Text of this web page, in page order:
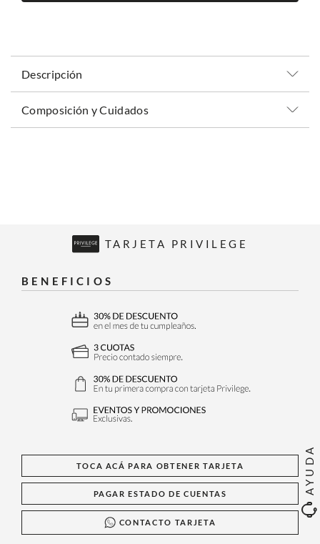
AYUDA
Descripción
Composición y Cuidados
TARJETA PRIVILEGE
BENEFICIOS
TOCA ACÁ PARA OBTENER TARJETA
PAGAR ESTADO DE CUENTAS
CONTACTO TARJETA